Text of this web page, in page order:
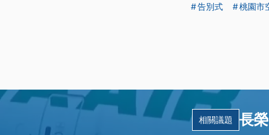
告別式
桃園市
相關議題 長